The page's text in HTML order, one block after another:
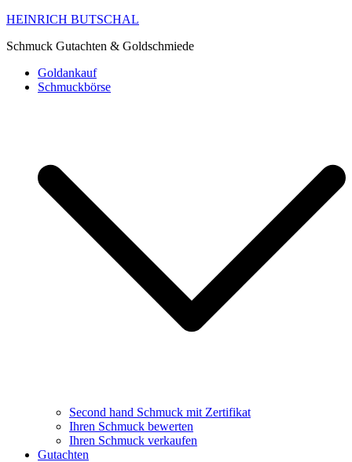
HEINRICH BUTSCHAL
Schmuck Gutachten & Goldschmiede
Goldankauf
Schmuckbörse
Second hand Schmuck mit Zertifikat
Ihren Schmuck bewerten
Ihren Schmuck verkaufen
Gutachten